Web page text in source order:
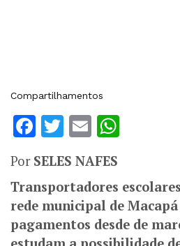
Compartilhamentos
Facebook
Twitter
Email
Por SELES NAFES
Transportadores
rede municipal de
pagamentos desde de